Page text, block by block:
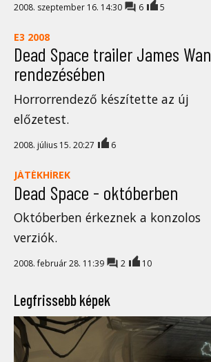
2008. szeptember 16. 14:30 6 5
E3 2008
Dead Space trailer James Wan
rendezésében
Horrorrendező készítette az új
előzetest.
2008. július 15. 20:27 6
JÁTÉKHÍREK
Dead Space - októberben
Októberben érkeznek a konzolos
verziók.
2008. február 28. 11:39 2 10
Legfrissebb képek